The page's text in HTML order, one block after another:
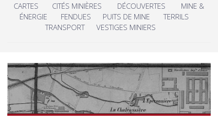
CARTES CITÉS MINIÈRES DÉCOUVERTES
MINE &
ÉNERGIE
FENDUES PUITS DE MINE
TERRILS
TRANSPORT
VESTIGES MINIERS